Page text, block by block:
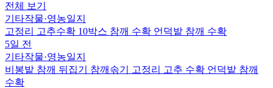
전체 보기
기타작물·영농일지
고정리 고추수확 10박스 참깨 수확 언덕밭 참깨 수확
5일 전
기타작물·영농일지
비봉밭 참깨 뒤집기 참깨솎기 고정리 고추 수확 언덕밭 참깨
수확